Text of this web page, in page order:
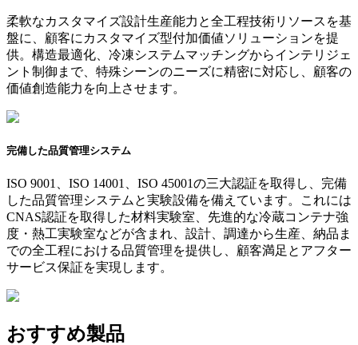
柔軟なカスタマイズ設計生産能力と全工程技術リソースを基
盤に、顧客にカスタマイズ型付加価値ソリューションを提
供。構造最適化、冷凍システムマッチングからインテリジェ
ント制御まで、特殊シーンのニーズに精密に対応し、顧客の
価値創造能力を向上させます。
完備した品質管理システム
ISO 9001、ISO 14001、ISO 45001の三大認証を取得し、完備
した品質管理システムと実験設備を備えています。これには
CNAS認証を取得した材料実験室、先進的な冷蔵コンテナ強
度・熱工実験室などが含まれ、設計、調達から生産、納品ま
での全工程における品質管理を提供し、顧客満足とアフター
サービス保証を実現します。
おすすめ製品